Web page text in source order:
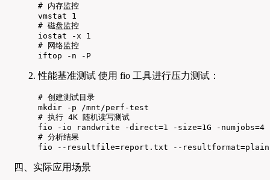
# 内存监控
vmstat 1
# 磁盘监控
iostat -x 1
# 网络监控
iftop -n -P
性能基准测试 使用 fio 工具进行压力测试：
# 创建测试目录
mkdir -p /mnt/perf-test
# 执行 4K 随机读写测试
fio -io randwrite -direct=1 -size=1G -
# 分析结果
fio --resultfile=report.txt --resultformat=plain
四、实际应用场景